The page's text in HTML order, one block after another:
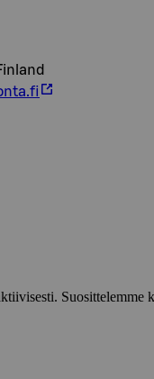
Suosittelemme